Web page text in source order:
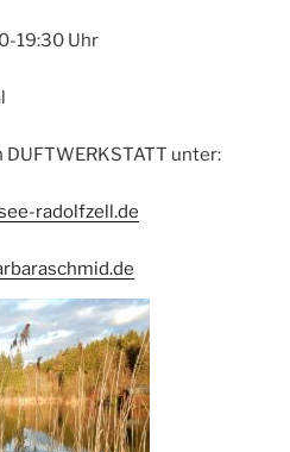
19:30 Uhr
unter:
radolfzell.de